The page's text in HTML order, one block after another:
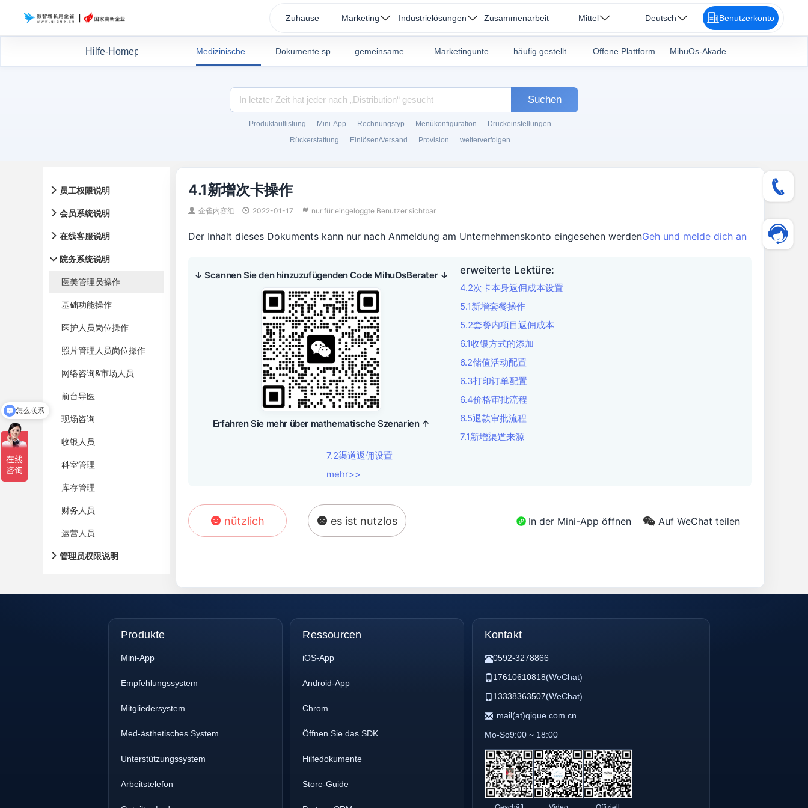
Zuhause Marketing Industrielösungen Zusammenarbeit Mittel Deutsch Benutzerkonto
Offene Plattform
Suchen
Produktauflistung Mini-App Rechnungstyp Menükonfiguration
Druckeinstellungen
Rückerstattung
Einlösen/Versand Provision weiterverfolgen
员工权限说明
会员系统说明
在线客服说明
院务系统说明
医美管理员操作
基础功能操作
医护人员岗位操作
照片管理人员岗位操作
网络咨询&市场人员
前台导医
现场咨询
收银人员
科室管理
库存管理
财务人员
运营人员
管理员权限说明
4.1新增次卡操作
企雀内容组 2022-01-17 nur für eingeloggte Benutzer sichtbar
Der Inhalt dieses Dokuments kann nur nach Anmeldung am Unternehmenskonto eingesehen werdenGeh und melde dich an
↓ Scannen Sie den hinzuzufügenden Code MihuOsBerater ↓
Erfahren Sie mehr über mathematische Szenarien ↑
erweiterte Lektüre:
4.2次卡本身返佣成本设置
5.1新增套餐操作
5.2套餐内项目返佣成本
6.1收银方式的添加
6.2储值活动配置
6.3打印订单配置
6.4价格审批流程
6.5退款审批流程
7.1新增渠道来源
7.2渠道返佣设置
mehr>>
nützlich es ist nutzlos Auf WeChat teilen
In der Mini-App öffnen
Produkte
Mini-App
Empfehlungssystem
Mitgliedersystem
Med-ästhetisches System
Unterstützungssystem
Arbeitstelefon
Ressourcen
iOS-App
Android-App
Chrom
Öffnen Sie das SDK
Hilfedokumente
Store-Guide
Kontakt
0592-3278866
17610610818(WeChat)
13338363507(WeChat)
mail(at)qique.com.cn
Mo-So9:00 ~ 18:00
怎么联系